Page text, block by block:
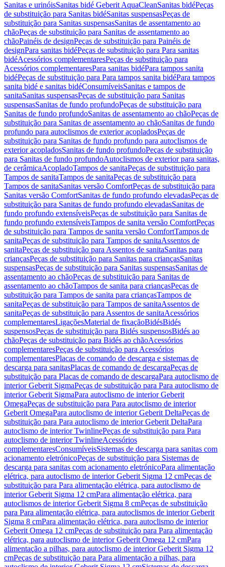
Sanitas e urinóisSanitas bidé Geberit AquaCleanSanitas bidéPeças
de substituição para Sanitas bidéSanitas suspensasPeças de
substituição para Sanitas suspensasSanitas de assentamento ao
chãoPeças de substituição para Sanitas de assentamento ao
chãoPainéis de designPeças de substituição para Painéis de
designPara sanitas bidéPeças de substituição para Para sanitas
bidéAcessórios complementaresPeças de substituição para
Acessórios complementaresPara sanitas bidéPara tampos sanita
bidéPeças de substituição para Para tampos sanita bidéPara tampos
sanita bidé e sanitas bidéConsumíveisSanitas e tampos de
sanitaSanitas suspensasPeças de substituição para Sanitas
suspensasSanitas de fundo profundoPeças de substituição para
Sanitas de fundo profundoSanitas de assentamento ao chãoPeças de
substituição para Sanitas de assentamento ao chãoSanitas de fundo
profundo para autoclismos de exterior acopladosPeças de
substituição para Sanitas de fundo profundo para autoclismos de
exterior acopladosSanitas de fundo profundoPeças de substituição
para Sanitas de fundo profundoAutoclismos de exterior para sanitas,
de cerâmicaAcopladoTampos de sanitaPeças de substituição para
Tampos de sanitaTampos de sanitaPeças de substituição para
Tampos de sanitaSanitas versão ComfortPeças de substituição para
Sanitas versão ComfortSanitas de fundo profundo elevadasPeças de
substituição para Sanitas de fundo profundo elevadasSanitas de
fundo profundo extensíveisPeças de substituição para Sanitas de
fundo profundo extensíveisTampos de sanita versão ComfortPeças
de substituição para Tampos de sanita versão ComfortTampos de
sanitaPeças de substituição para Tampos de sanitaAssentos de
sanitaPeças de substituição para Assentos de sanitaSanitas para
criançasPeças de substituição para Sanitas para criançasSanitas
suspensasPeças de substituição para Sanitas suspensasSanitas de
assentamento ao chãoPeças de substituição para Sanitas de
assentamento ao chãoTampos de sanita para criançasPeças de
substituição para Tampos de sanita para criançasTampos de
sanitaPeças de substituição para Tampos de sanitaAssentos de
sanitaPeças de substituição para Assentos de sanitaAcessórios
complementaresLigaçõesMaterial de fixaçãoBidésBidés
suspensosPeças de substituição para Bidés suspensosBidés ao
chãoPeças de substituição para Bidés ao chãoAcessórios
complementaresPeças de substituição para Acessórios
complementaresPlacas de comando de descarga e sistemas de
descarga para sanitasPlacas de comando de descargaPeças de
substituição para Placas de comando de descargaPara autoclismo de
interior Geberit SigmaPeças de substituição para Para autoclismo de
interior Geberit SigmaPara autoclismo de interior Geberit
OmegaPeças de substituição para Para autoclismo de interior
Geberit OmegaPara autoclismo de interior Geberit DeltaPeças de
substituição para Para autoclismo de interior Geberit DeltaPara
autoclismo de interior TwinlinePeças de substituição para Para
autoclismo de interior TwinlineAcessórios
complementaresConsumíveisSistemas de descarga para sanitas com
acionamento eletrónicoPeças de substituição para Sistemas de
descarga para sanitas com acionamento eletrónicoPara alimentação
elétrica, para autoclismo de interior Geberit Sigma 12 cmPeças de
substituição para Para alimentação elétrica, para autoclismo de
interior Geberit Sigma 12 cmPara alimentação elétrica, para
autoclismos de interior Geberit Sigma 8 cmPeças de substituição
para Para alimentação elétrica, para autoclismos de interior Geberit
Sigma 8 cmPara alimentação elétrica, para autoclismo de interior
Geberit Omega 12 cmPeças de substituição para Para alimentação
elétrica, para autoclismo de interior Geberit Omega 12 cmPara
alimentação a pilhas, para autoclismo de interior Geberit Sigma 12
cmPeças de substituição para Para alimentação a pilhas, para